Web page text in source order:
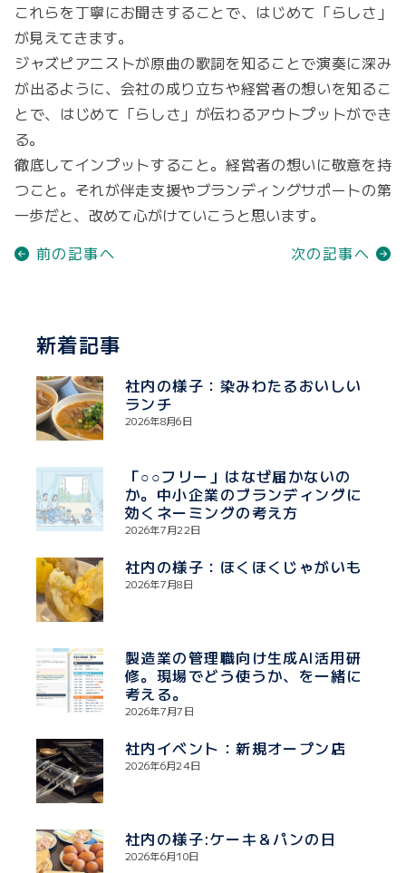
これらを丁寧にお聞きすることで、はじめて「らしさ」
が見えてきます。
ジャズピアニストが原曲の歌詞を知ることで演奏に深み
が出るように、会社の成り立ちや経営者の想いを知るこ
とで、はじめて「らしさ」が伝わるアウトプットができ
る。
徹底してインプットすること。経営者の想いに敬意を持
つこと。それが伴走支援やブランディングサポートの第
一歩だと、改めて心がけていこうと思います。
前の記事へ
次の記事へ
新着記事
社内の様子：染みわたるおいしい
ランチ
2026年8月6日
「○○フリー」はなぜ届かないの
か。中小企業のブランディングに
効くネーミングの考え方
2026年7月22日
社内の様子：ほくほくじゃがいも
2026年7月8日
製造業の管理職向け生成AI活用研
修。現場でどう使うか、を一緒に
考える。
2026年7月7日
社内イベント：新規オープン店
2026年6月24日
社内の様子:ケーキ＆パンの日
2026年6月10日